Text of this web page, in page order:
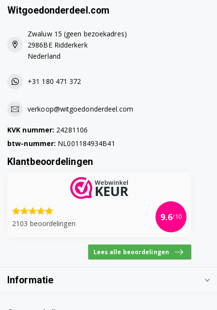
Bosch TES50358DE/05
Bosch TES50358DE/11
Bosch TES50358DE/15
Bosch TES50358DE/16
Bosch TES503F1DE/10
Bosch TES503F1DE/11
Witgoedonderdeel.com
Zwaluw 15 (geen bezoekadres)
2986BE Ridderkerk
Nederland
+31 180 471 372
verkoop@witgoedonderdeel.com
KVK nummer: 24281106
btw-nummer: NL001184934B41
Klantbeoordelingen
2103 beoordelingen
9.6/10
Lees alle beoordelingen
Informatie